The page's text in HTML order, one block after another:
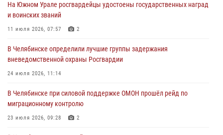
В Уральском округе Росгвардии состоялось заседание
оперативного штаба
30 июля 2026, 10:53
На Южном Урале росгвардейцы удостоены государственных наград
и воинских званий
11 июля 2026, 07:57 2
В Челябинске определили лучшие группы задержания
вневедомственной охраны Росгвардии
24 июля 2026, 11:14
В Челябинске при силовой поддержке ОМОН прошёл рейд по
миграционному контролю
23 июля 2026, 09:28 2